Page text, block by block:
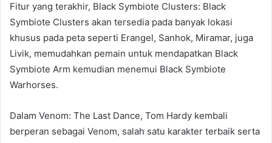
Fitur yang terakhir, Black Symbiote Clusters: Black
Symbiote Clusters akan tersedia pada banyak lokasi
khusus pada peta seperti Erangel, Sanhok, Miramar, juga
Livik, memudahkan pemain untuk mendapatkan Black
Symbiote Arm kemudian menemui Black Symbiote
Warhorses.
Dalam Venom: The Last Dance, Tom Hardy kembali
berperan sebagai Venom, salah satu karakter terbaik serta